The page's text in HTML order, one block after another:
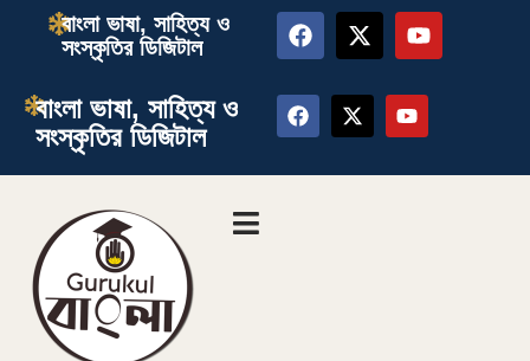
বাংলা ভাষা, সাহিত্য ও
সংস্কৃতির ডিজিটাল
বাংলা ভাষা, সাহিত্য ও
সংস্কৃতির ডিজিটাল